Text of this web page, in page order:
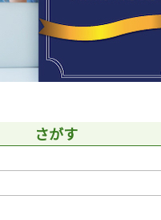
さがす